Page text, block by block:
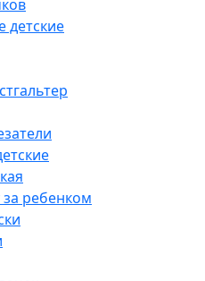
детские
ребенком